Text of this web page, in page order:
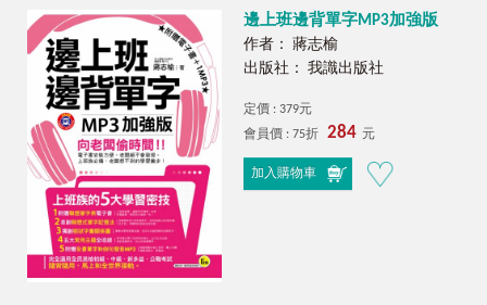
邊上班邊背單字MP3加強版
作者： 蔣志榆
出版社： 我識出版社
定價 : 379元
會員價 : 75折
284 元
加入購物車